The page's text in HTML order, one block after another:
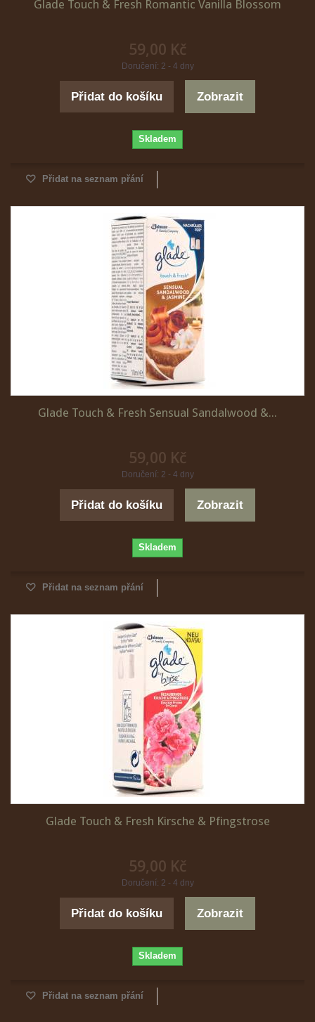
Glade Touch & Fresh Romantic Vanilla Blossom
59,00 Kč
Doručení: 2 - 4 dny
Přidat do košíku Zobrazit
Skladem
Přidat na seznam přání
Glade Touch & Fresh Sensual Sandalwood &...
59,00 Kč
Doručení: 2 - 4 dny
Přidat do košíku Zobrazit
Skladem
Přidat na seznam přání
Glade Touch & Fresh Kirsche & Pfingstrose
59,00 Kč
Doručení: 2 - 4 dny
Přidat do košíku Zobrazit
Skladem
Přidat na seznam přání